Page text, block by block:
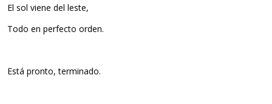
El sol viene del leste,
Todo en perfecto orden.
Está pronto, terminado.